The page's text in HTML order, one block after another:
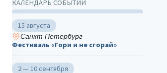
КАЛЕНДАРЬ СОБЫТИЙ
15 августа
Санкт-Петербург
Фестиваль «Гори и не сгорай»
2 — 10 сентября